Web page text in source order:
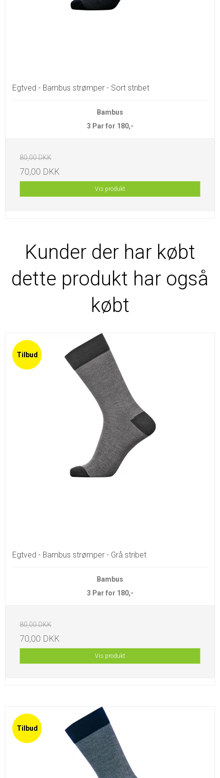
Egtved - Bambus strømper - Sort stribet
Bambus
3 Par for 180,-
80,00 DKK
70,00 DKK
Vis produkt
Kunder der har købt
dette produkt har også
købt
Tilbud
Egtved - Bambus strømper - Grå stribet
Bambus
3 Par for 180,-
80,00 DKK
70,00 DKK
Vis produkt
Tilbud